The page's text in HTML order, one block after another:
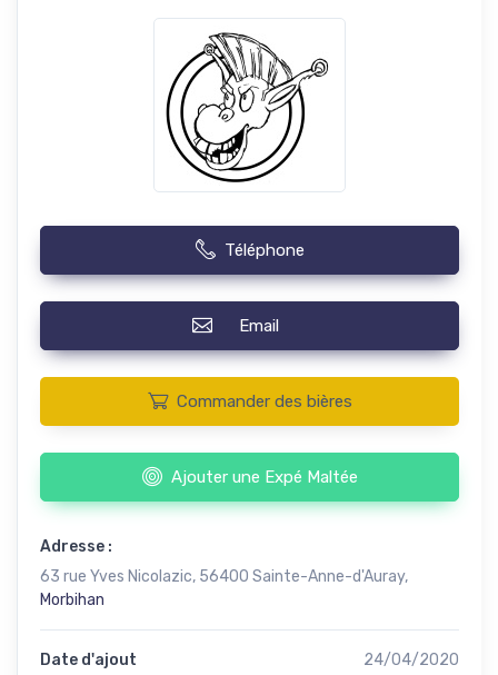
Téléphone
Email
Commander des bières
Ajouter une Expé Maltée
Adresse :
63 rue Yves Nicolazic, 56400 Sainte-Anne-d'Auray,
Morbihan
Date d'ajout 24/04/2020